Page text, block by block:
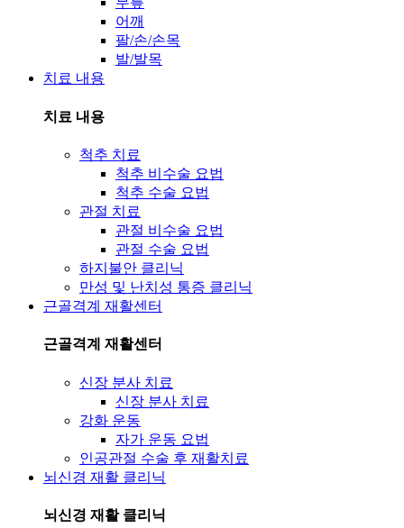
어깨
팔/손/손목
발/발목
치료 내용
치료 내용
척추 치료
척추 비수술 요법
척추 수술 요법
관절 치료
관절 비수술 요법
관절 수술 요법
하지불안 클리닉
만성 및 난치성 통증 클리닉
근골격계 재활센터
근골격계 재활센터
신장 분사 치료
신장 분사 치료
강화 운동
자가 운동 요법
인공관절 수술 후 재활치료
뇌신경 재활 클리닉
뇌신경 재활 클리닉